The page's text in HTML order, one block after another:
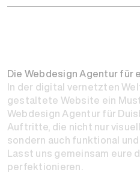
Die Webdesign Agentur für
In der digital vernetzten
gestaltete Website ein
Webdesign Agentur für
Auftritte, die nicht nur
sondern auch funktional
Lasst uns gemeinsam eure
perfektionieren.